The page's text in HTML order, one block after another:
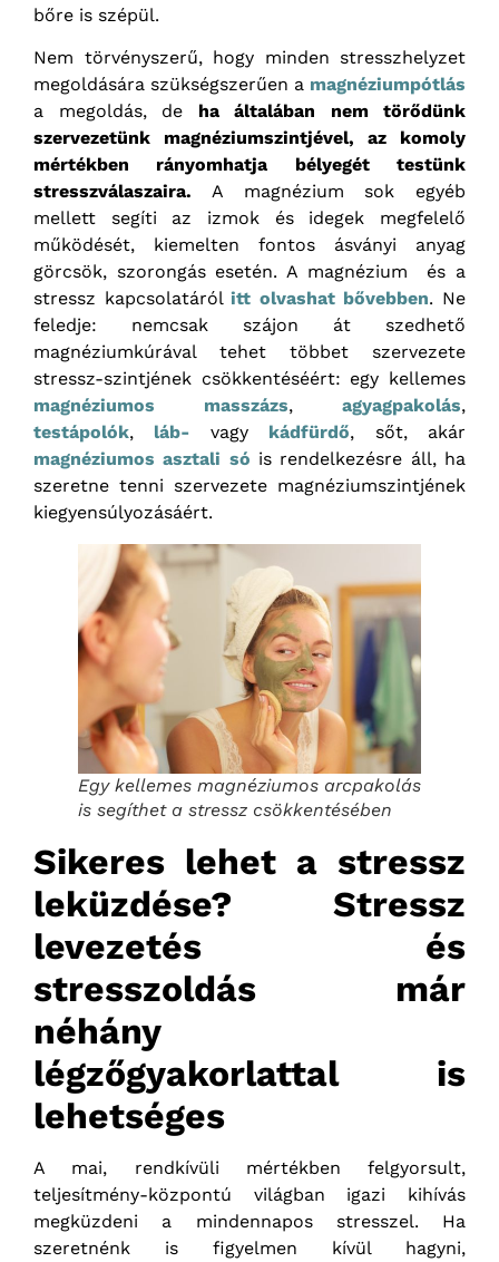
bőre is szépül.
Nem törvényszerű, hogy minden stresszhelyzet
megoldására szükségszerűen a magnéziumpótlás
a megoldás, de ha általában nem törődünk
szervezetünk magnéziumszintjével, az komoly
mértékben rányomhatja bélyegét testünk
stresszválaszaira. A magnézium sok egyéb
mellett segíti az izmok és idegek megfelelő
működését, kiemelten fontos ásványi anyag
görcsök, szorongás esetén. A magnézium és a
stressz kapcsolatárólitt olvashat bővebben. Ne
feledje: nemcsak szájon át szedhető
magnéziumkúrával tehet többet szervezete
stressz-szintjének csökkentéséért: egy kellemes
magnéziumos masszázs, agyagpakolás,
testápolók, láb- vagy kádfürdő, sőt, akár
magnéziumos asztali só is rendelkezésre áll, ha
szeretne tenni szervezete magnéziumszintjének
kiegyensúlyozásáért.
Egy kellemes magnéziumos arcpakolás
is segíthet a stressz csökkentésében
Sikeres lehet a stressz
leküzdése? Stressz
levezetés és
stresszoldás már
néhány
légzőgyakorlattal is
lehetséges
A mai, rendkívüli mértékben felgyorsult,
teljesítmény-központú világban igazi kihívás
megküzdeni a mindennapos stresszel. Ha
szeretnénk is figyelmen kívül hagyni,